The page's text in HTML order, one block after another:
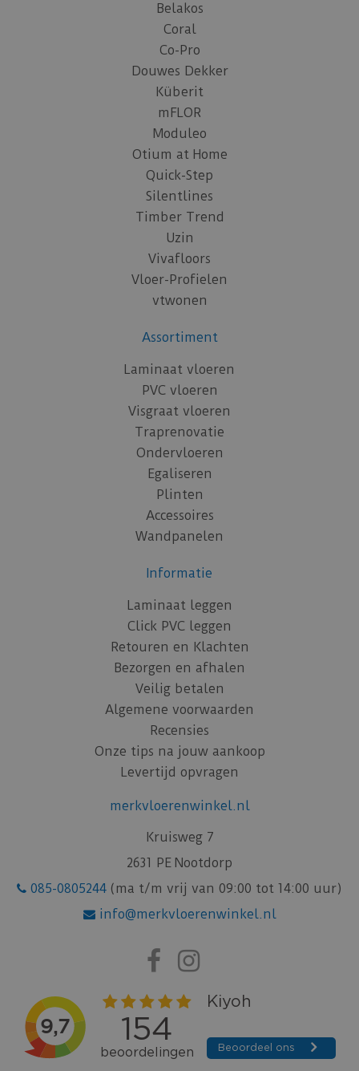
Belakos
Coral
Co-Pro
Douwes Dekker
Küberit
mFLOR
Moduleo
Otium at Home
Quick-Step
Silentlines
Timber Trend
Uzin
Vivafloors
Vloer-Profielen
vtwonen
Assortiment
Laminaat vloeren
PVC vloeren
Visgraat vloeren
Traprenovatie
Ondervloeren
Egaliseren
Plinten
Accessoires
Wandpanelen
Informatie
Laminaat leggen
Click PVC leggen
Retouren en Klachten
Bezorgen en afhalen
Veilig betalen
Algemene voorwaarden
Recensies
Onze tips na jouw aankoop
Levertijd opvragen
merkvloerenwinkel.nl
Kruisweg 7
2631 PE Nootdorp
085-0805244 (ma t/m vrij van 09:00 tot 14:00 uur)
info@merkvloerenwinkel.nl